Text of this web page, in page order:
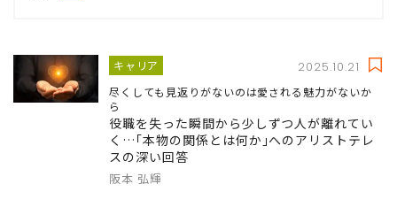
キャリア 2025.10.21
尽くしても見返りがないのは愛される魅力がないか
ら
役職を失った瞬間から少しずつ人が離れてい
く…｢本物の関係とは何か｣へのアリストテレ
スの深い回答
阪本 弘輝